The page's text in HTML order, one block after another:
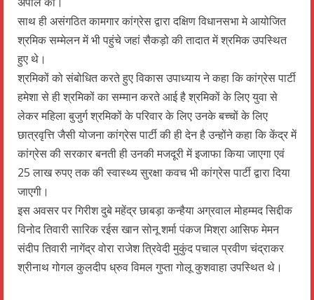
साथ ही असंगठित कामगार कांग्रेस द्वारा दक्षिण विधानसभा मे आयोजित
श्रमिक सम्मेलन में भी पहुंचे जहां सैकड़ो की तादात में श्रमिक उपस्थित
हुए थे।
श्रमिकों को संबोधित करते हुए विकास उपाध्याय ने कहा कि कांग्रेस पार्टी
हमेशा से ही श्रमिकों का सम्मान करते आई है श्रमिकों के लिए युवा से
लेकर महिला बुजुर्ग श्रमिकों के परिवार के लिए उनके बच्चों के लिए
छात्रवृत्ति जैसी योजना कांग्रेस पार्टी की ही देन है उन्होंने कहा कि केंद्र में
कांग्रेस की सरकार बनती ही उनकी मजदूरी में इजाफा किया जाएगा एवं
25 लाख रुपए तक की स्वास्थ्य सुरक्षा कवच भी कांग्रेस पार्टी द्वारा दिया
जाएगी।
इस अवसर पर गिरीश दुबे महेंद्र छाबड़ा कन्हैया अग्रवाल मोहम्मद सिद्दीक
विनोद तिवारी सारिक रईस खान सोनू शर्मा पंकज मिश्रा आसिफ मेमन
संदीप तिवारी नागेंद्र वोरा राजेश त्रिवेदी मुकुंद पचाल प्रवीण चंद्राकर
श्रीनाथ गोगल कुलदीप ध्रुव विमल गुप्ता गोलू कुशवाहा उपस्थित थे।